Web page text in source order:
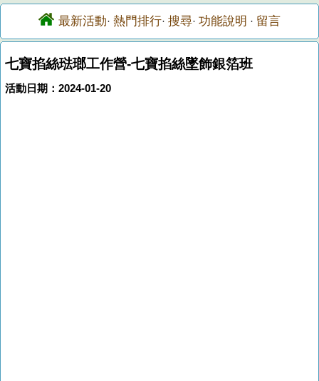
最新活動· 熱門排行· 搜尋· 功能說明 · 留言
七寶掐絲琺瑯工作營-七寶掐絲墜飾銀箔班
活動日期：2024-01-20